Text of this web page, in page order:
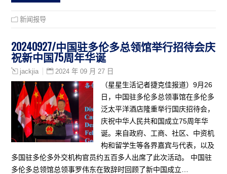
新闻报导
20240927/中国驻多伦多总领馆举行招待会庆
祝新中国75周年华诞
jackjia 2024 年 09 月 27 日
（星星生活记者捷克佳报道）9月26
日，中国驻多伦多总领事馆在多伦多
泛太平洋酒店隆重举行国庆招待会，
庆祝中华人民共和国成立75周年华
诞。来自政府、工商、社区、中资机
构和留学生等各界嘉宾与代表，以及
多国驻多伦多外交机构官员约五百多人出席了此次活动。 中国驻
多伦多总领馆总领事罗伟东在致辞时回顾了新中国成立…